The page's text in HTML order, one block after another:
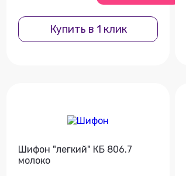
Купить в 1 клик
Шифон "легкий" КБ 806.7
молоко